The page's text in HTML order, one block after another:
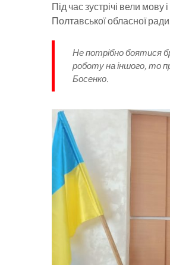
Під час зустрічі вели
Полтавської обласної ради.
Не потрібно боятися
роботу на іншого, то
Босенко.